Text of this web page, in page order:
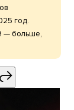
год.
— больше,